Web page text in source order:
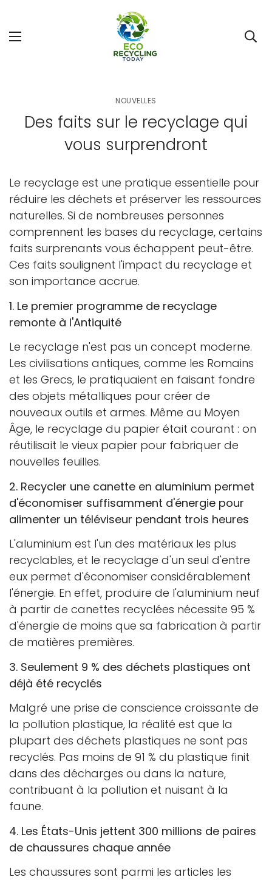
NOUVELLES
Des faits sur le recyclage qui
vous surprendront
Le recyclage est une pratique essentielle pour
réduire les déchets et préserver les ressources
naturelles. Si de nombreuses personnes
comprennent les bases du recyclage, certains
faits surprenants vous échappent peut-être.
Ces faits soulignent l'impact du recyclage et
son importance accrue.
1. Le premier programme de recyclage
remonte à l'Antiquité
Le recyclage n'est pas un concept moderne.
Les civilisations antiques, comme les Romains
et les Grecs, le pratiquaient en faisant fondre
des objets métalliques pour créer de
nouveaux outils et armes. Même au Moyen
Âge, le recyclage du papier était courant : on
réutilisait le vieux papier pour fabriquer de
nouvelles feuilles.
2. Recycler une canette en aluminium permet
d'économiser suffisamment d'énergie pour
alimenter un téléviseur pendant trois heures
L'aluminium est l'un des matériaux les plus
recyclables, et le recyclage d'un seul d'entre
eux permet d'économiser considérablement
l'énergie. En effet, produire de l'aluminium neuf
à partir de canettes recyclées nécessite 95 %
d'énergie de moins que sa fabrication à partir
de matières premières.
3. Seulement 9 % des déchets plastiques ont
déjà été recyclés
Malgré une prise de conscience croissante de
la pollution plastique, la réalité est que la
plupart des déchets plastiques ne sont pas
recyclés. Pas moins de 91 % du plastique finit
dans des décharges ou dans la nature,
contribuant à la pollution et nuisant à la
faune.
4. Les États-Unis jettent 300 millions de paires
de chaussures chaque année
Les chaussures sont parmi les articles les